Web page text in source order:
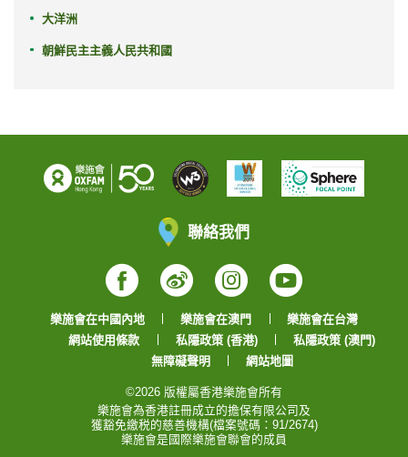
大洋洲
朝鮮民主主義人民共和國
聯絡我們
Facebook
WeiboInstagram
YouTube
樂施會在中國內地 樂施會在澳門
樂施會在台灣
網站使用條款
私隱政策 (香港)
私隱政策 (澳門)
無障礙聲明
網站地圖
©2026 版權屬香港樂施會所有
樂施會為香港註冊成立的擔保有限公司及
獲豁免繳税的慈善機構(檔案號碼：91/2674)
樂施會是國際樂施會聯會的成員